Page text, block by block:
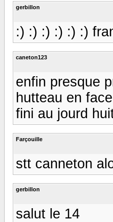
gerbillon
:) :) :) :) :) :)
caneton123
enfin presque
hutteau en
fini au jourd
Farçouille
stt canneton
gerbillon
salut le 14